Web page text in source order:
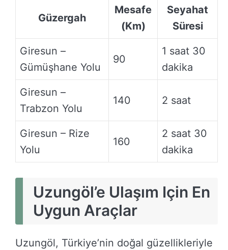
Güzergah
Mesafe
(Km)
Seyahat
Süresi
Giresun –
Gümüşhane Yolu
90
1 saat 30
dakika
Giresun –
Trabzon Yolu
140 2 saat
Giresun – Rize
Yolu
160
2 saat 30
dakika
Uzungöl’e Ulaşım Için En
Uygun Araçlar
Uzungöl, Türkiye’nin doğal güzellikleriyle